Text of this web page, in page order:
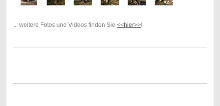
... weitere Fotos und Videos finden Sie <<hier>>!